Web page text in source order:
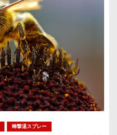
蜂撃退スプレー